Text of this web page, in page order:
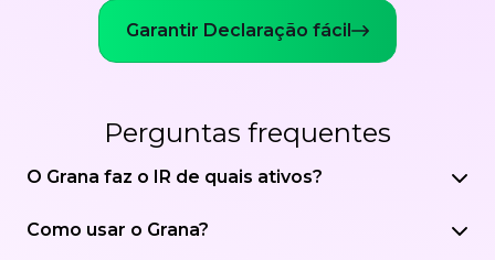
Garantir Declaração fácil
Perguntas frequentes
O Grana faz o IR de quais ativos?
Como usar o Grana?